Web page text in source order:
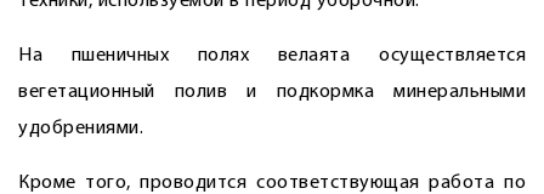
На пшеничных полях велаята осуществляется
вегетационный полив и подкормка минеральными
удобрениями.
Кроме того, проводится соответствующая работа по